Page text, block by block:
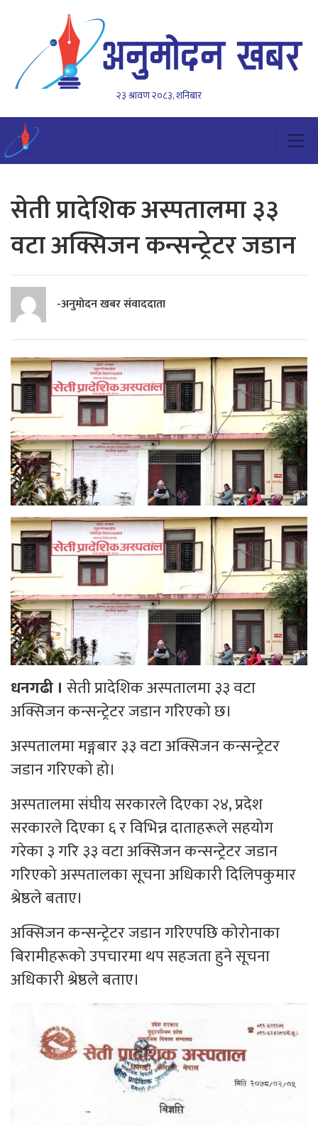
२३ श्रावण २०८३, शनिबार
सेती प्रादेशिक अस्पतालमा ३३
वटा अक्सिजन कन्सन्ट्रेटर जडान
-अनुमोदन खबर संवाददाता
धनगढी । सेती प्रादेशिक अस्पतालमा ३३ वटा
अक्सिजन कन्सन्ट्रेटर जडान गरिएको छ।
अस्पतालमा मङ्गबार ३३ वटा अक्सिजन कन्सन्ट्रेटर
जडान गरिएको हो।
अस्पतालमा संघीय सरकारले दिएका २४, प्रदेश
सरकारले दिएका ६ र विभिन्न दाताहरूले सहयोग
गरेका ३ गरि ३३ वटा अक्सिजन कन्सन्ट्रेटर जडान
गरिएको अस्पतालका सूचना अधिकारी दिलिपकुमार
श्रेष्ठले बताए।
अक्सिजन कन्सन्ट्रेटर जडान गरिएपछि कोरोनाका
बिरामीहरूको उपचारमा थप सहजता हुने सूचना
अधिकारी श्रेष्ठले बताए।